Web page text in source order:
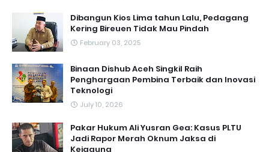
Dibangun Kios Lima tahun Lalu, Pedagang
Kering Bireuen Tidak Mau Pindah
February 03, 2025
Binaan Dishub Aceh Singkil Raih
Penghargaan Pembina Terbaik dan Inovasi
Teknologi
July 10, 2026
Pakar Hukum Ali Yusran Gea: Kasus PLTU
Jadi Rapor Merah Oknum Jaksa di
Kejagung